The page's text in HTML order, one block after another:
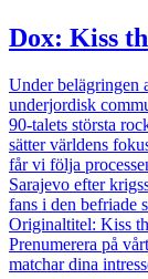
Dox: Kiss
Under belägringen
underjordisk
90-talets största
sätter världens
får vi följa
Sarajevo efter
fans i den befriade
Originaltitel: Kiss
Prenumerera på
matchar dina